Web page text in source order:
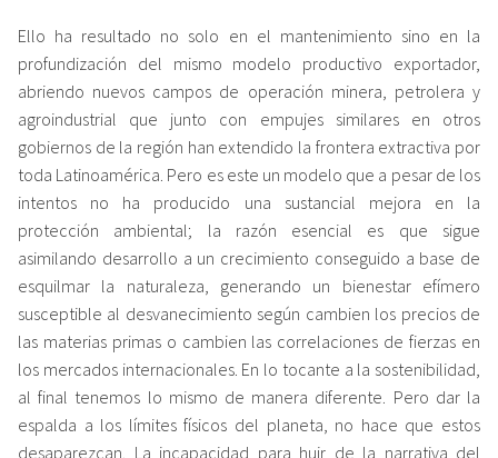
Ello ha resultado no solo en el mantenimiento sino en la
profundización del mismo modelo productivo exportador,
abriendo nuevos campos de operación minera, petrolera y
agroindustrial que junto con empujes similares en otros
gobiernos de la región han extendido la frontera extractiva por
toda Latinoamérica. Pero es este un modelo que a pesar de los
intentos no ha producido una sustancial mejora en la
protección ambiental; la razón esencial es que sigue
asimilando desarrollo a un crecimiento conseguido a base de
esquilmar la naturaleza, generando un bienestar efímero
susceptible al desvanecimiento según cambien los precios de
las materias primas o cambien las correlaciones de fierzas en
los mercados internacionales. En lo tocante a la sostenibilidad,
al final tenemos lo mismo de manera diferente. Pero dar la
espalda a los límites físicos del planeta, no hace que estos
desaparezcan. La incapacidad para huir de la narrativa del